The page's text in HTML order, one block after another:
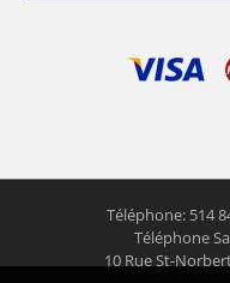
Téléphone: 514
Téléphone
10 Rue St-